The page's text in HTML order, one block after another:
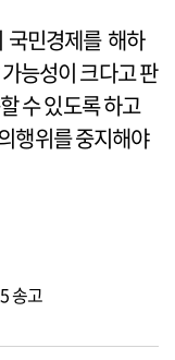
국민경제를 해하
능성이 크다고 판
수 있도록 하고
행위를 중지해야
송고